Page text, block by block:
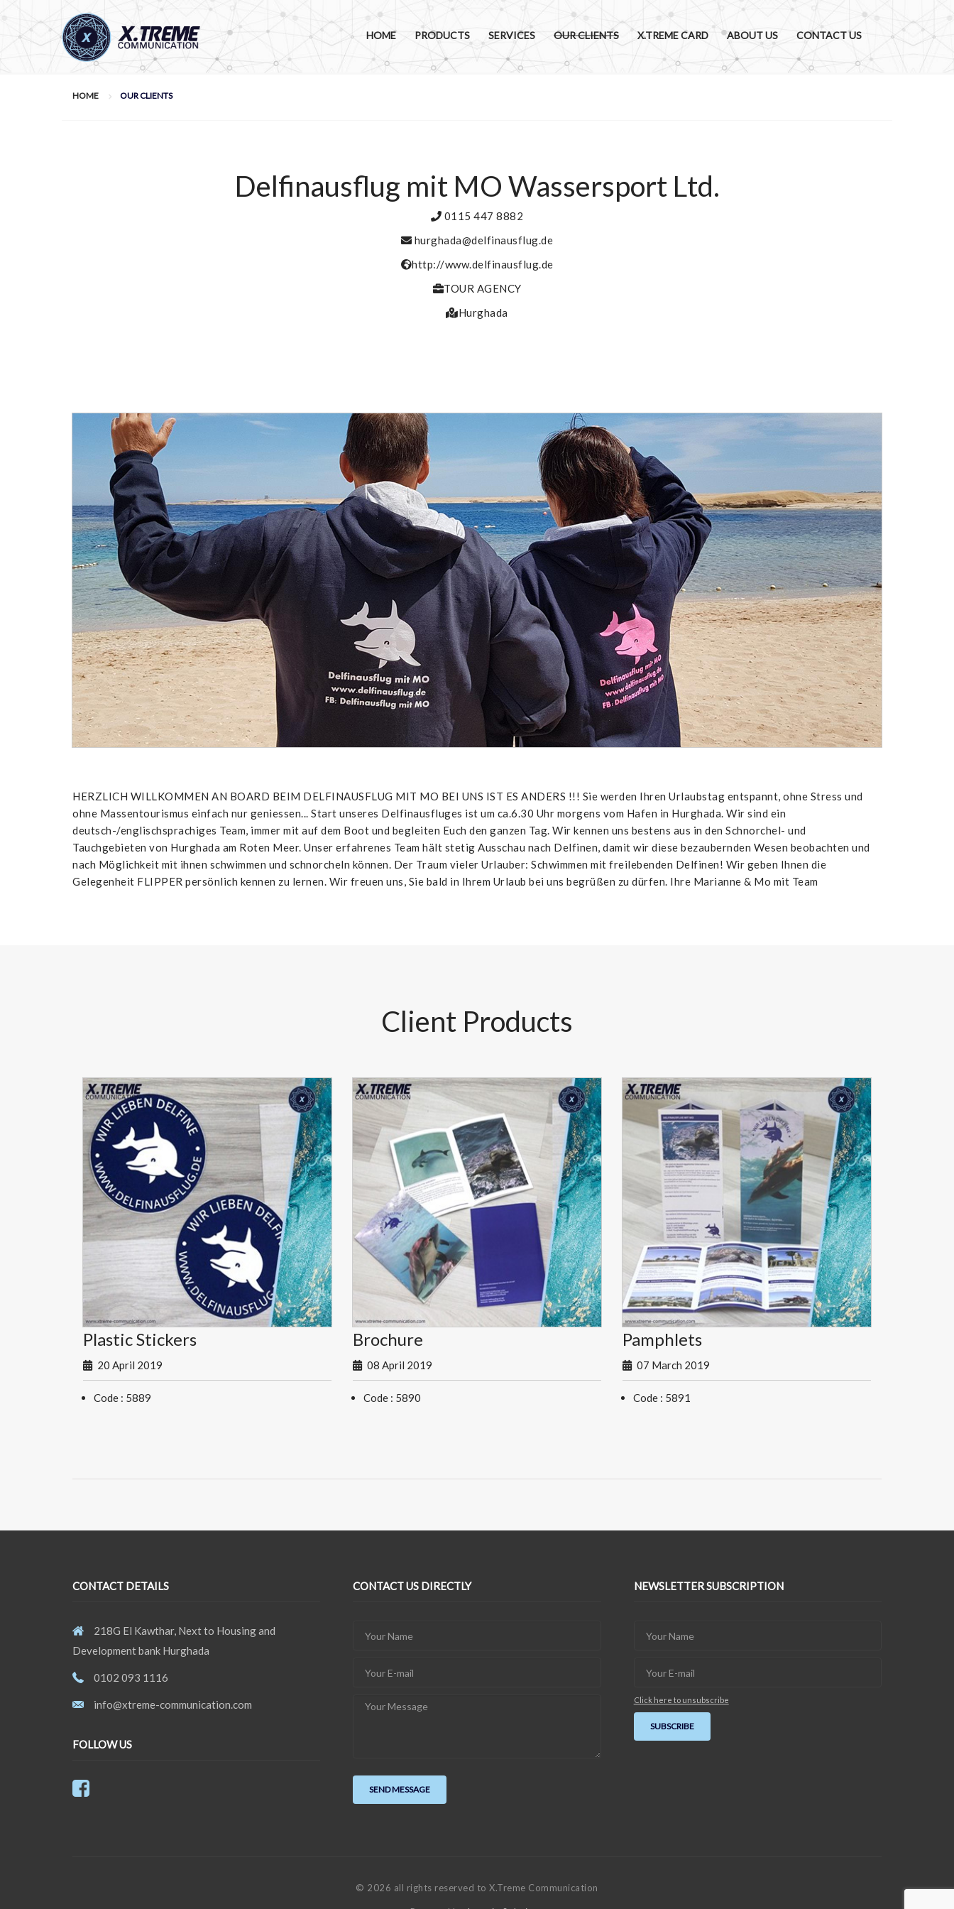
HOME PRODUCTS SERVICES OUR CLIENTS X.TREME CARD ABOUT US CONTACT US
HOME OUR CLIENTS
Delfinausflug mit MO Wassersport Ltd.
0115 447 8882
hurghada@delfinausflug.de
http://www.delfinausflug.de
TOUR AGENCY
Hurghada
HERZLICH WILLKOMMEN AN BOARD BEIM DELFINAUSFLUG MIT MO BEI UNS IST ES ANDERS !!! Sie werden Ihren Urlaubstag entspannt, ohne Stress und
ohne Massentourismus einfach nur geniessen... Start unseres Delfinausfluges ist um ca.6.30 Uhr morgens vom Hafen in Hurghada. Wir sind ein
deutsch-/englischsprachiges Team, immer mit auf dem Boot und begleiten Euch den ganzen Tag. Wir kennen uns bestens aus in den Schnorchel- und
Tauchgebieten von Hurghada am Roten Meer. Unser erfahrenes Team hält stetig Ausschau nach Delfinen, damit wir diese bezaubernden Wesen beobachten und
nach Möglichkeit mit ihnen schwimmen und schnorcheln können. Der Traum vieler Urlauber: Schwimmen mit freilebenden Delfinen! Wir geben Ihnen die
Gelegenheit FLIPPER persönlich kennen zu lernen. Wir freuen uns, Sie bald in Ihrem Urlaub bei uns begrüßen zu dürfen. Ihre Marianne & Mo mit Team
Client Products
Plastic Stickers
20 April 2019
Code : 5889
Brochure
08 April 2019
Code : 5890
Pamphlets
07 March 2019
Code : 5891
CONTACT DETAILS
218G El Kawthar, Next to Housing and
Development bank Hurghada
0102 093 1116
info@xtreme-communication.com
FOLLOW US
CONTACT US DIRECTLY NEWSLETTER SUBSCRIPTION
Click here to unsubscribe
SUBSCRIBE
© 2026 all rights reserved to X.Treme Communication